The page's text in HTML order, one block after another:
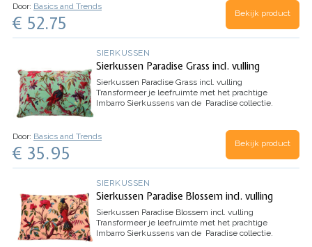
Door: Basics and Trends
€ 52.75 Bekijk product
SIERKUSSEN
Sierkussen Paradise Grass incl. vulling
Sierkussen Paradise Grass incl. vulling
Transformeer je leefruimte met het prachtige
Imbarro Sierkussens van de Paradise collectie.
en brengt…
Door: Basics and Trends
€ 35.95 Bekijk product
SIERKUSSEN
Sierkussen Paradise Blossem incl. vulling
Sierkussen Paradise Blossem incl. vulling
Transformeer je leefruimte met het prachtige
Imbarro Sierkussens van de Paradise collectie.